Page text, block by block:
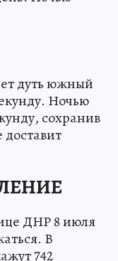
дуть южный
Ночью
сохранив
ДНР 8 июля
В
742